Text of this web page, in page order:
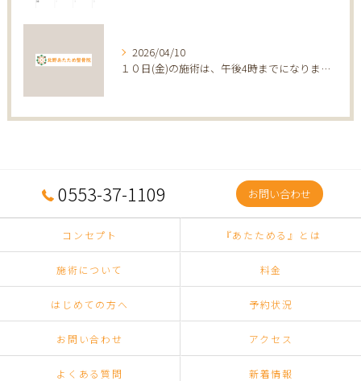
2026/04/10
１０日(金)の施術は、午後4時までになります。
0553-37-1109 お問い合わせ
コンセプト 『あたためる』とは
施術について 料金
はじめての方へ 予約状況
お問い合わせ アクセス
よくある質問 新着情報